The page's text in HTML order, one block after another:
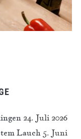
24. Juli 2026
Lauch 5. Juni